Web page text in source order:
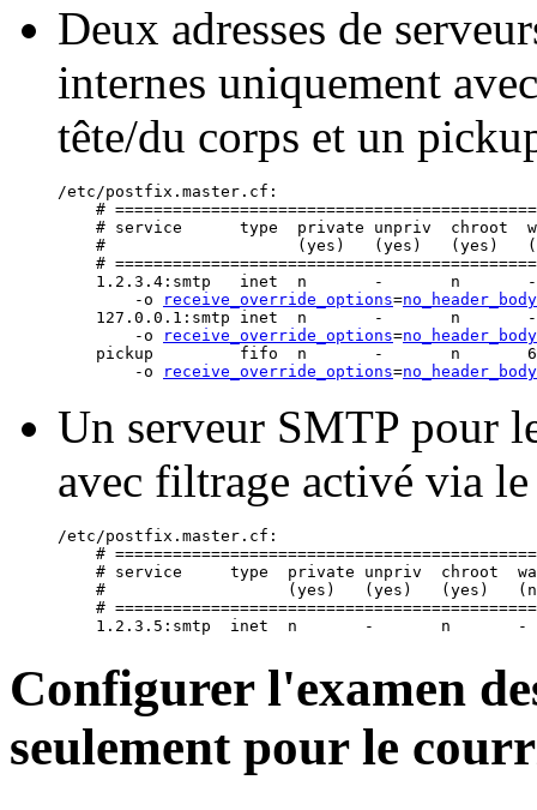
Deux adresses de
internes uniquement
tête/du corps et un
/etc/postfix.master.cf:
#
# service      type  private unpriv  chroot
#                    (yes)   (yes)   (yes)
#
1.2.3.4:smtp   inet  n       -       n
        -o
receive_override_options=
127.0.0.1:smtp inet  n       -       n
        -o
receive_override_options=
pickup         fifo  n       -       n
        -o
receive_override_options=
Un serveur SMTP pour
avec filtrage activé via
/etc/postfix.master.cf:
#
# service     type  private unpriv  chroot
#                   (yes)   (yes)   (yes)
#
Configurer l'examen
seulement pour le